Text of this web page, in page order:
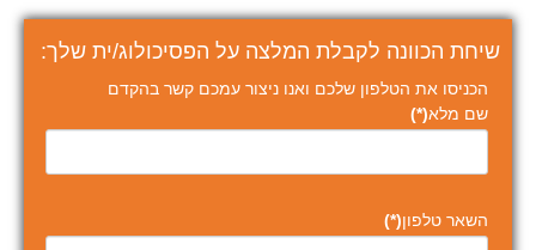
שיחת הכוונה לקבלת המלצה על הפסיכולוג/ית שלך:
הכניסו את הטלפון שלכם ואנו ניצור עמכם קשר בהקדם
שם מלא(*)
השאר טלפון(*)